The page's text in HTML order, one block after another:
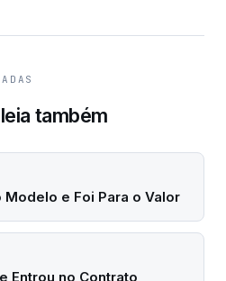
também
Modelo e Foi Para o Valor
Entrou no Contrato